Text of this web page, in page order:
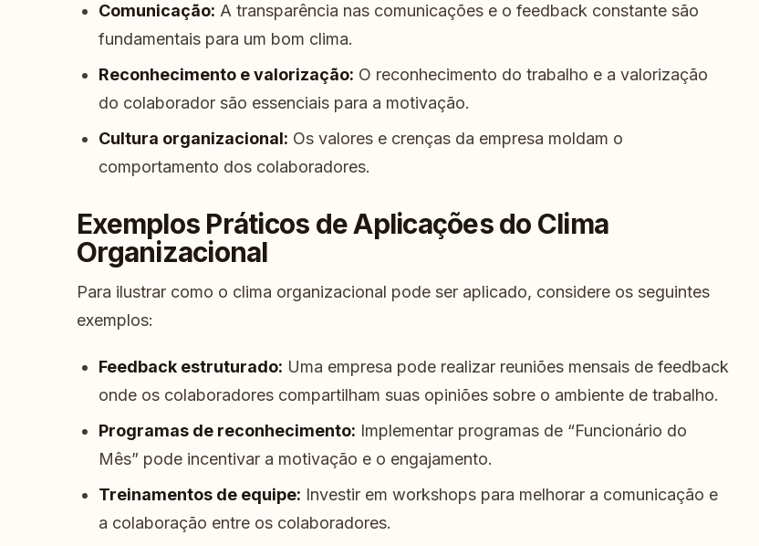
Comunicação: A transparência nas comunicações e o feedback constante são
fundamentais para um bom clima.
Reconhecimento e valorização: O reconhecimento do trabalho e a valorização
do colaborador são essenciais para a motivação.
Cultura organizacional: Os valores e crenças da empresa moldam o
comportamento dos colaboradores.
Exemplos Práticos de Aplicações do Clima
Organizacional
Para ilustrar como o clima organizacional pode ser aplicado, considere os seguintes
exemplos:
Feedback estruturado: Uma empresa pode realizar reuniões mensais de feedback
onde os colaboradores compartilham suas opiniões sobre o ambiente de trabalho.
Programas de reconhecimento: Implementar programas de “Funcionário do
Mês” pode incentivar a motivação e o engajamento.
Treinamentos de equipe: Investir em workshops para melhorar a comunicação e
a colaboração entre os colaboradores.